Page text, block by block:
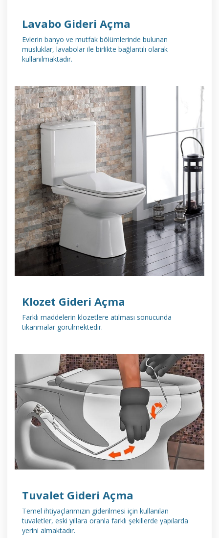
Lavabo Gideri Açma
Evlerin banyo ve mutfak bölümlerinde bulunan
musluklar, lavabolar ile birlikte bağlantılı olarak
kullanılmaktadır.
DETAYLI İNCELE
Klozet Gideri Açma
Farklı maddelerin klozetlere atılması sonucunda
tıkanmalar görülmektedir.
DETAYLI İNCELE
Tuvalet Gideri Açma
Temel ihtiyaçlarımızın giderilmesi için kullanılan
tuvaletler, eski yıllara oranla farklı şekillerde yapılarda
yerini almaktadır.